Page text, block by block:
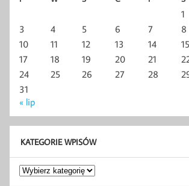
1
3
4 5 6 7 8
10
11 12 13 14 15
17
18 19 20 21
24
25 26 27 28
31
« lip
KATEGORIE WPISÓW
Kategorie
wpisów